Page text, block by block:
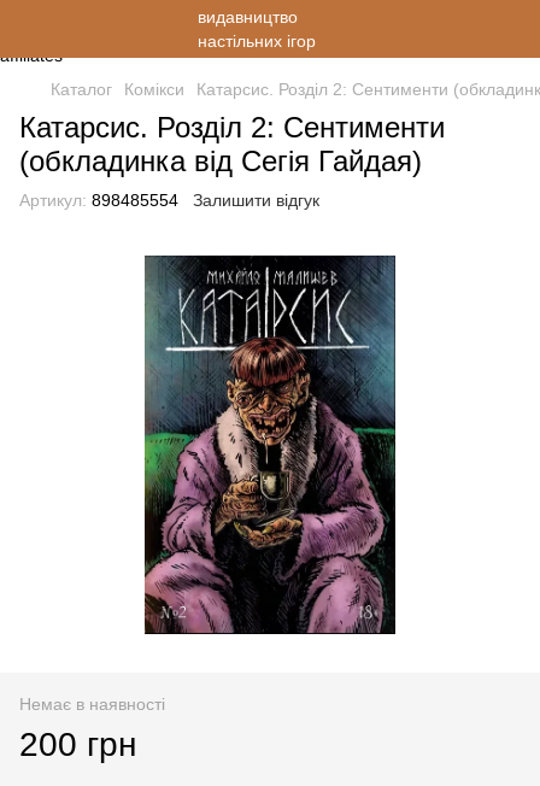
Каталог Комікси Катарсис. Розділ 2: Сентименти
Катарсис. Розділ 2: Сентименти
(обкладинка від Сегія Гайдая)
Артикул: 898485554 Залишити відгук
Немає в наявності
200 грн